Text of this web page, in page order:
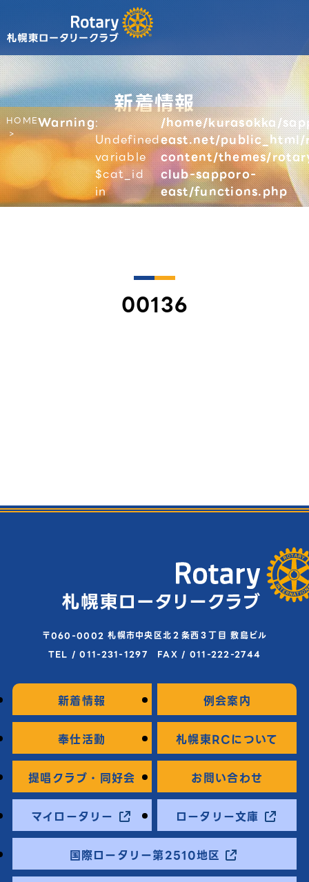
新着情報
HOMEWarning:
Undefined
variable
$cat_id
in
/home/kurasokka/
east.net/
content/themes/
club-sapporo-
east/functions.php
00136
〒060-0002 札幌市中央区北２条西３丁目 敷島ビル
TEL / 011-231-1297 FAX / 011-222-2744
新着情報 例会案内
奉仕活動 札幌東RCについて
提唱クラブ・同好会 お問い合わせ
マイロータリー ロータリー文庫
国際ロータリー第2510地区